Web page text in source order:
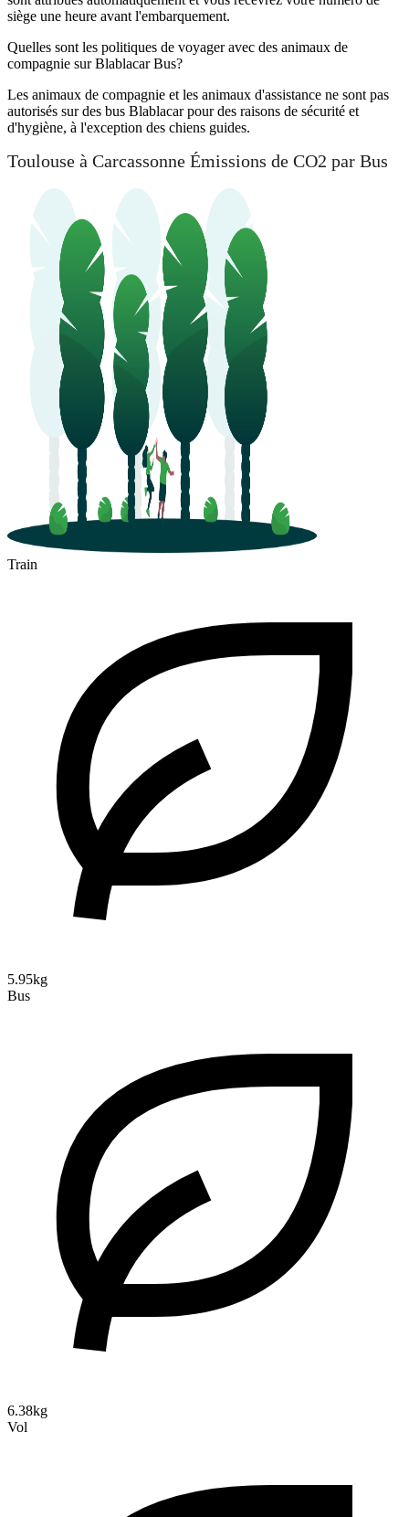
siège une heure avant l'embarquement.
Quelles sont les politiques de voyager avec des animaux de
compagnie sur Blablacar Bus?
Les animaux de compagnie et les animaux d'assistance ne sont pas
autorisés sur des bus Blablacar pour des raisons de sécurité et
d'hygiène, à l'exception des chiens guides.
Toulouse à Carcassonne Émissions de CO2 par Bus
Train
5.95kg
Bus
6.38kg
Vol